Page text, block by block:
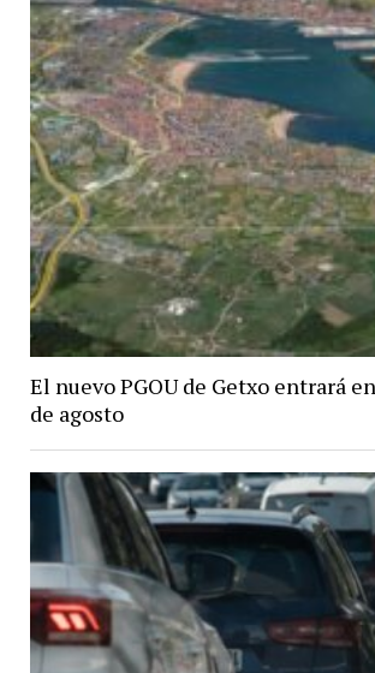
El nuevo PGOU de Getxo entrará
de agosto